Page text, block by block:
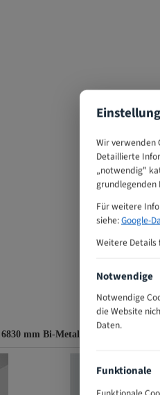
mm Bi-Metall Bandsägeblätter
Wir verwenden
Detaillierte
„notwendig"
grundlegenden
Für weitere
siehe:Google-
Weitere Details
Notwendige
Notwendige
die Website
Daten.
Funktionale